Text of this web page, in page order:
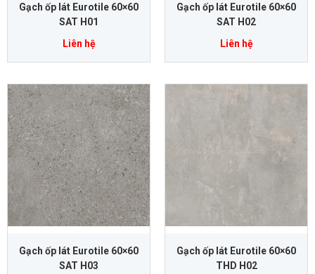
Gạch ốp lát Eurotile 60×60
SAT H01
Liên hệ
Gạch ốp lát Eurotile 60×60
SAT H02
Liên hệ
Gạch ốp lát Eurotile 60×60
SAT H03
Gạch ốp lát Eurotile 60×60
THD H02